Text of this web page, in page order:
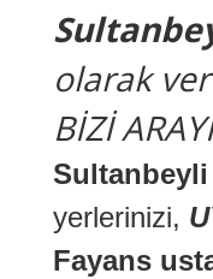
olarak
BİZİ
Sultanbeyli
yerlerinizi,
Fayans